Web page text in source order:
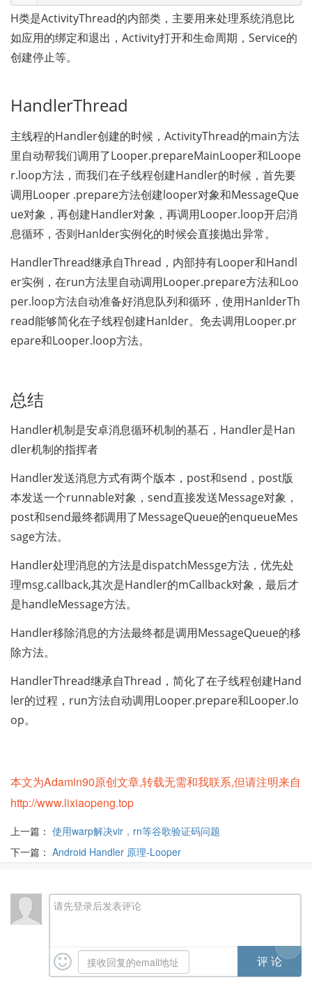
H类是ActivityThread的内部类，主要用来处理系统消息比
如应用的绑定和退出，Activity打开和生命周期，Service的
创建停止等。
HandlerThread
主线程的Handler创建的时候，ActivityThread的main方法
里自动帮我们调用了Looper.prepareMainLooper和Loope
r.loop方法，而我们在子线程创建Handler的时候，首先要
调用Looper .prepare方法创建looper对象和MessageQue
ue对象，再创建Handler对象，再调用Looper.loop开启消
息循环，否则Hanlder实例化的时候会直接抛出异常。
HandlerThread继承自Thread，内部持有Looper和Handl
er实例，在run方法里自动调用Looper.prepare方法和Loo
per.loop方法自动准备好消息队列和循环，使用HanlderTh
read能够简化在子线程创建Hanlder。免去调用Looper.pr
epare和Looper.loop方法。
总结
Handler机制是安卓消息循环机制的基石，Handler是Han
dler机制的指挥者
Handler发送消息方式有两个版本，post和send，post版
本发送一个runnable对象，send直接发送Message对象，
post和send最终都调用了MessageQueue的enqueueMes
sage方法。
Handler处理消息的方法是dispatchMessge方法，优先处
理msg.callback,其次是Handler的mCallback对象，最后才
是handleMessage方法。
Handler移除消息的方法最终都是调用MessageQueue的移
除方法。
HandlerThread继承自Thread，简化了在子线程创建Hand
ler的过程，run方法自动调用Looper.prepare和Looper.lo
op。
本文为Adamin90原创文章,转载无需和我联系,但请注明来自
http://www.lixiaopeng.top
上一篇： 使用warp解决vir，rn等谷歌验证码问题
下一篇： Android Handler 原理-Looper
请先登录后发表评论